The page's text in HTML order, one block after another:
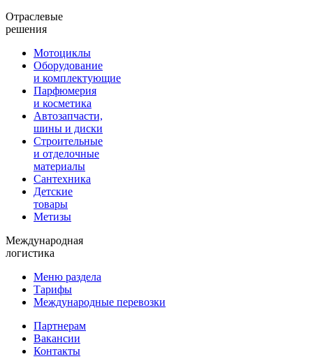
Отраслевые
решения
Мотоциклы
Оборудование
и комплектующие
Парфюмерия
и косметика
Автозапчасти,
шины и диски
Строительные
и отделочные
материалы
Сантехника
Детские
товары
Метизы
Международная
логистика
Меню раздела
Тарифы
Международные перевозки
Партнерам
Вакансии
Контакты